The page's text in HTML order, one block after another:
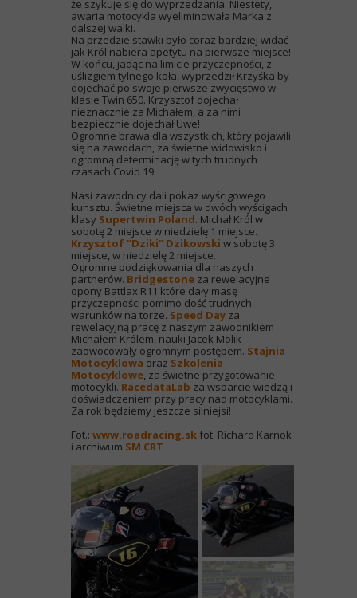
że szykuje się do wyprzedzania. Niestety,
awaria motocykla wyeliminowała Marka z
dalszej walki.
Na przedzie stawki było coraz bardziej widać
jak Król nabiera apetytu na pierwsze miejsce!
W końcu, jadąc na limicie przyczepności, z
uślizgiem tylnego koła, wyprzedził Krzyśka by
dojechać po swoje pierwsze zwycięstwo w
klasie Twin 650. Krzysztof dojechał
nieznacznie za Michałem, a za nimi
bezpiecznie dojechał Uwe!
Ogromne brawa dla wszystkich, który pojawili
się na zawodach, za świetne widowisko i
ogromną determinację w tych trudnych
czasach Covid 19.
Nasi zawodnicy dali pokaz wyścigowego
kunsztu. Świetne miejsca w dwóch wyścigach
klasy Supertwin Poland. Michał Król w
sobotę 2 miejsce w niedzielę 1 miejsce.
Krzysztof "Dziki" Dzikowski w sobotę 3
miejsce, w niedzielę 2 miejsce.
Ogromne podziękowania dla naszych
partnerów. Bridgestone za rewelacyjne
opony Battlax R11 które dały masę
przyczepności pomimo dość trudnych
warunków na torze. Speed Day za
rewelacyjną pracę z naszym zawodnikiem
Michałem Królem, nauki Jacek Molik
zaowocowały ogromnym postępem. Stajnia
Motocyklowa oraz Szkolenia
Motocyklowe, za świetne przygotowanie
motocykli. RacedataLab za wsparcie wiedzą i
doświadczeniem przy pracy nad motocyklami.
Za rok będziemy jeszcze silniejsi!
Fot.: www.roadracing.sk fot. Richard Karnok
i archiwum SM CRT